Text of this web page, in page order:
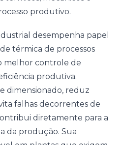
produtivo.
desempenha papel
térmica de processos
melhor controle de
produtiva.
dimensionado, reduz
falhas decorrentes de
diretamente para a
da produção. Sua